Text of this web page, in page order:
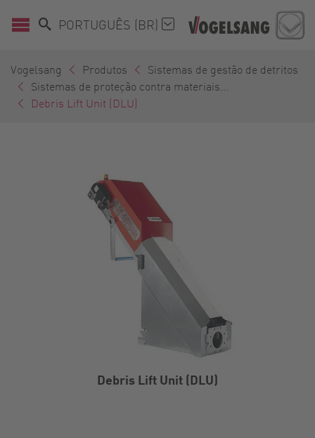
PORTUGUÊS (BR)
Vogelsang Produtos
Sistemas de gestão de detritos
Sistemas de proteção contra materiais...
Debris Lift Unit (DLU)
Debris Lift Unit (DLU)